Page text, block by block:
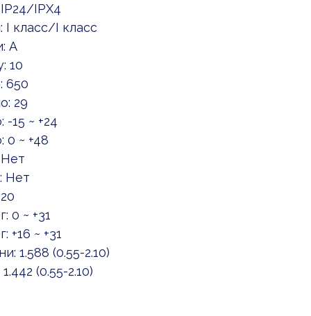
IPX4
класс/I класс
A
10
650
29
15 ~ +24
~ +48
Нет
0 ~ +31
~ +31
1.588 (0.55-2.10)
(0.55-2.10)